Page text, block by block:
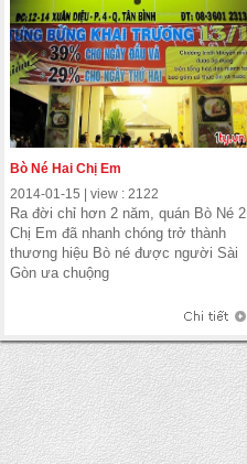
Bò Né Hai Chị Em
2014-01-15 | view : 2122
Ra đời chỉ hơn 2 năm, quán Bò Né 2
Chị Em đã nhanh chóng trở thành
thương hiệu Bò né được người Sài
Gòn ưa chuộng